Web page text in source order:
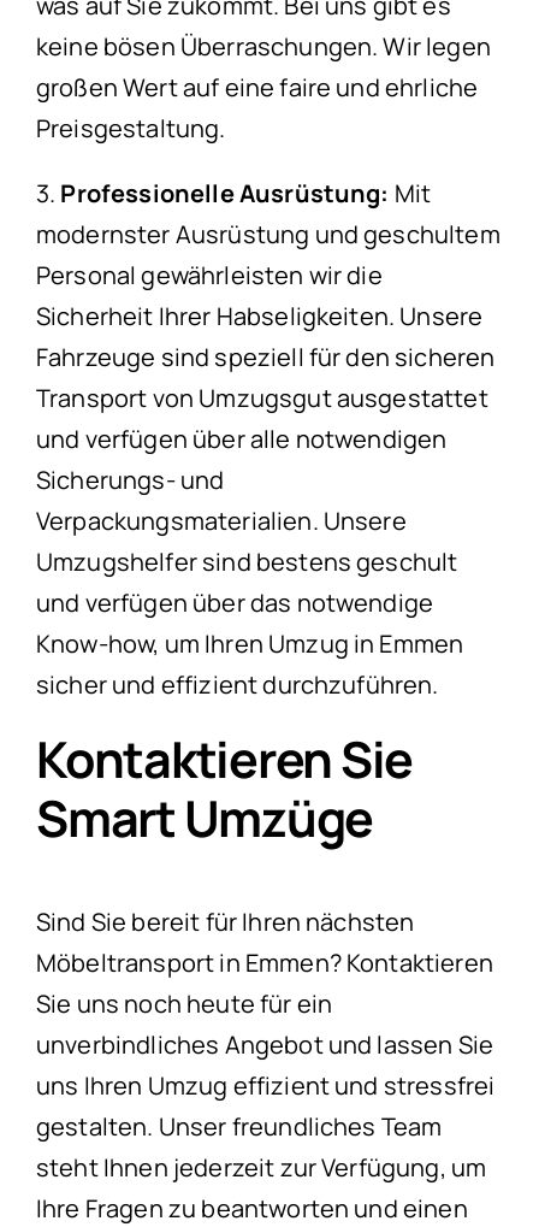
keine bösen Überraschungen. Wir legen
großen Wert auf eine faire und ehrliche
Preisgestaltung.
3. Professionelle Ausrüstung: Mit
modernster Ausrüstung und geschultem
Personal gewährleisten wir die
Sicherheit Ihrer Habseligkeiten. Unsere
Fahrzeuge sind speziell für den sicheren
Transport von Umzugsgut ausgestattet
und verfügen über alle notwendigen
Sicherungs- und
Verpackungsmaterialien. Unsere
Umzugshelfer sind bestens geschult
und verfügen über das notwendige
Know-how, um Ihren Umzug in Emmen
sicher und effizient durchzuführen.
Kontaktieren Sie
Smart Umzüge
Sind Sie bereit für Ihren nächsten
Möbeltransport in Emmen? Kontaktieren
Sie uns noch heute für ein
unverbindliches Angebot und lassen Sie
uns Ihren Umzug effizient und stressfrei
gestalten. Unser freundliches Team
steht Ihnen jederzeit zur Verfügung, um
Ihre Fragen zu beantworten und einen